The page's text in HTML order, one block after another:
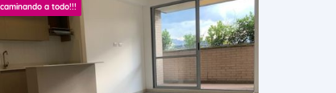
a todo!!!